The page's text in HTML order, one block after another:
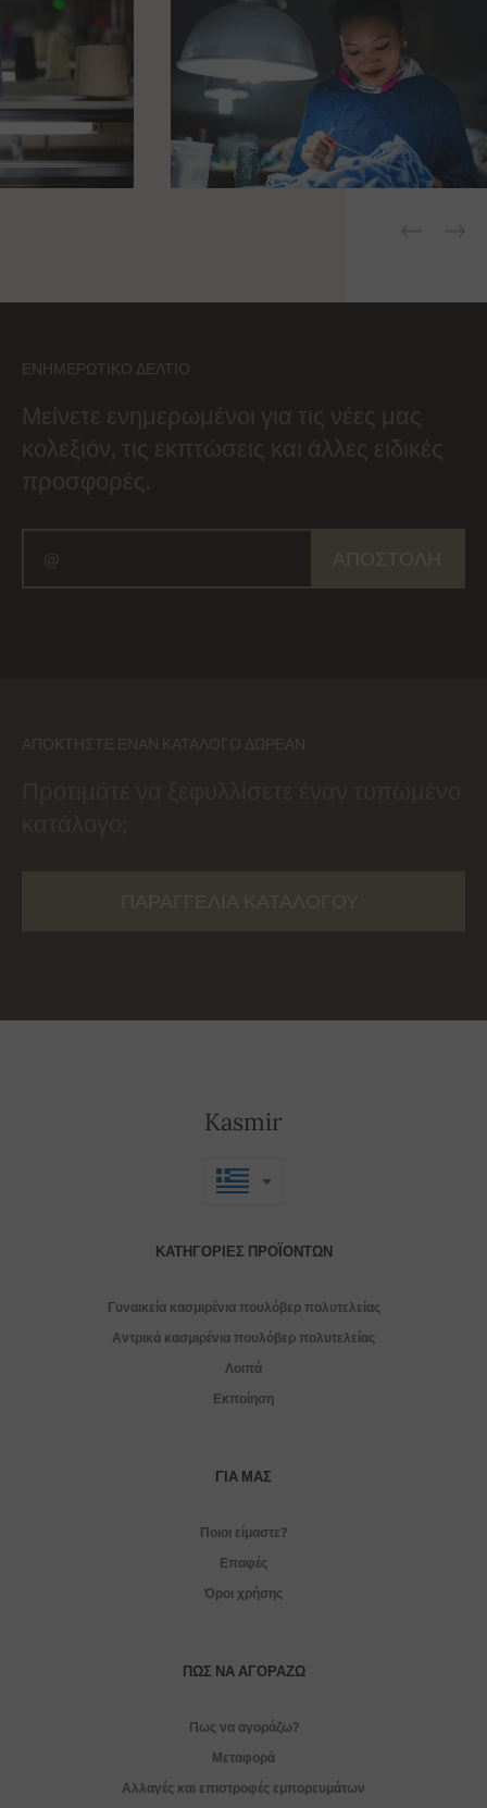
ΕΝΗΜΕΡΩΤΙΚΌ ΔΕΛΤΊΟ
Μείνετε ενημερωμένοι για τις νέες μας
κολεξιόν, τις εκπτώσεις και άλλες ειδικές
προσφορές.
ΑΠΟΚΤΉΣΤΕ ΈΝΑΝ ΚΑΤΆΛΟΓΟ ΔΩΡΕΆΝ
Kasmir
ΚΑΤΗΓΟΡΊΕΣ ΠΡΟΪΌΝΤΩΝ
Γυναικεία κασμιρένια πουλόβερ πολυτελείας
Αντρικά κασμιρένια πουλόβερ πολυτελείας
Λοιπά
Εκποίηση
ΓΙΑ ΜΑΣ
Ποιοι είμαστε?
Επαφές
Όροι χρήσης
ΠΏΣ ΝΑ ΑΓΟΡΆΖΩ
Πως να αγοράζω?
Μεταφορά
Αλλαγές και επιστροφές εμπορευμάτων